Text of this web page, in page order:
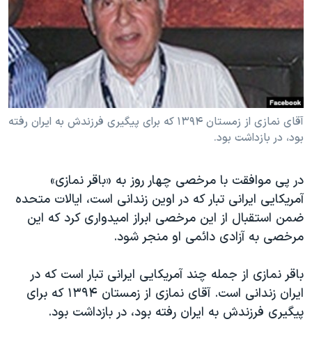
فرهنگ و زندگی
اقتصادی
علم و فناوری
گالری عکس
مستندها
انتخابات ریاست جمهوری آمریکا ۲۰۲۴
حمله جمهوری اسلامی به اسرائیل
رمز مهسا
اعتراضات زن، زندگی، آزادی
تریبونال مردمی آبان ۹۸
دادگاه حمید نوری
چهل سال گروگان‌گیری
اعتراضات مردمی آبان ۹۸
اسرائیل در جنگ
دنبال کنید
زبانهای مختلف
آقای نمازی از زمستان ۱۳۹۴ که برای پیگیری فرزندش به ایران رفته
بود، در بازداشت بود.
در پی موافقت با مرخصی چهار روز به «باقر نمازی»
آمریکایی ایرانی تبار که در اوین زندانی است، ایالات متحده
ضمن استقبال از این مرخصی ابراز امیدواری کرد که این
مرخصی به آزادی دائمی او منجر شود.
باقر نمازی از جمله چند آمریکایی ایرانی تبار است که در
ایران زندانی است. آقای نمازی از زمستان ۱۳۹۴ که برای
پیگیری فرزندش به ایران رفته بود، در بازداشت بود.